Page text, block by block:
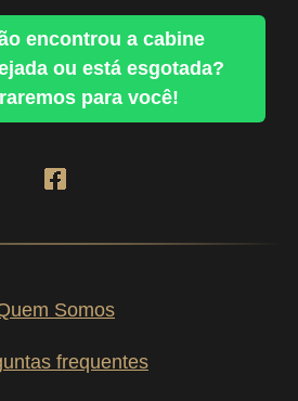
encontrou a cabine
ou está esgotada?
para você!
Somos
frequentes